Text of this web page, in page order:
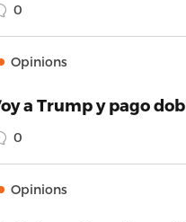
0
Opinions
a Trump y pago
0
Opinions